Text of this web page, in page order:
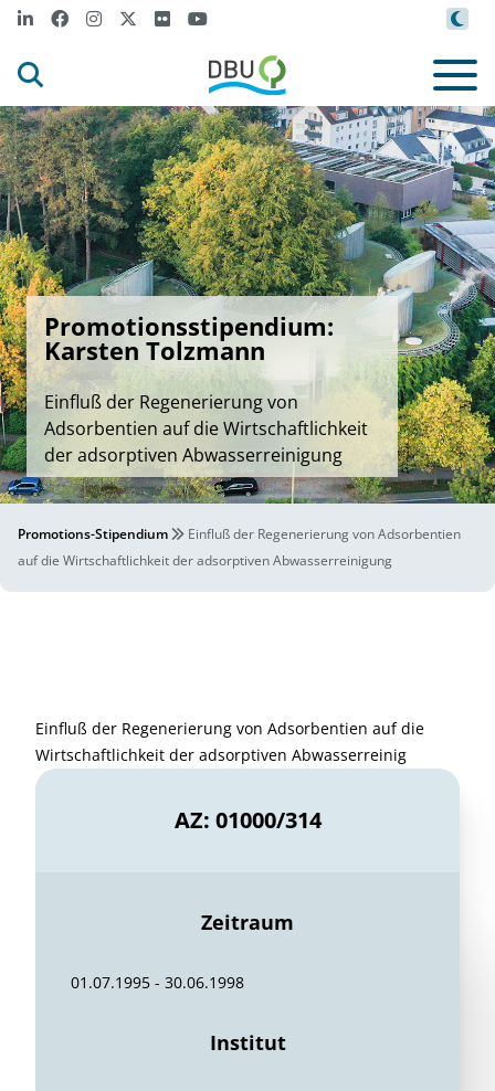
Promotionsstipendium:
Karsten Tolzmann
Einfluß der Regenerierung von
Adsorbentien auf die Wirtschaftlichkeit
der adsorptiven Abwasserreinigung
Promotions-Stipendium
Einfluß der Regenerierung von Adsorbentien
auf die Wirtschaftlichkeit der adsorptiven Abwasserreinigung
Einfluß der Regenerierung von Adsorbentien auf die
Wirtschaftlichkeit der adsorptiven Abwasserreinig
AZ: 01000/314
Zeitraum
01.07.1995 - 30.06.1998
Institut